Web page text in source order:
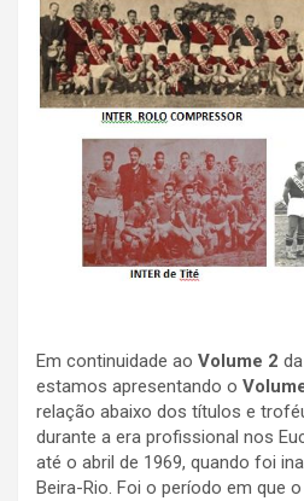
Em continuidade ao Volume 2
estamos apresentando o
relação abaixo dos títulos e
durante a era profissional nos
até o abril de 1969, quando foi
Beira-Rio. Foi o período em que